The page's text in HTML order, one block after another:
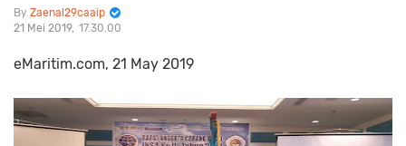
Zaenal29caaip
21 Mei 2019 17.30.00
eMaritim.com, 21 May 2019